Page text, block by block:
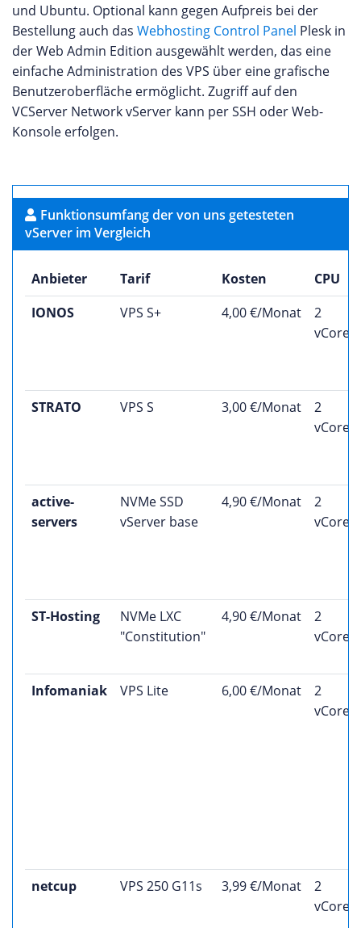
und Ubuntu. Optional kann gegen Aufpreis bei der
Bestellung auch das Webhosting Control Panel Plesk in
der Web Admin Edition ausgewählt werden, das eine
einfache Administration des VPS über eine grafische
Benutzeroberfläche ermöglicht. Zugriff auf den
VCServer Network vServer kann per SSH oder Web-
Konsole erfolgen.
Funktionsumfang der von uns getesteten
vServer im Vergleich
Anbieter Tarif Kosten
CPU
IONOS
VPS S+ 4,00 €/Monat
2
vCores
STRATO VPS S 3,00 €/Monat
2
vCores
active-
servers
NVMe SSD
vServer base
4,90 €/Monat
2
vCores
ST-Hosting
NVMe LXC
"Constitution"
4,90 €/Monat
2
vCores
Infomaniak VPS Lite 6,00 €/Monat
2
vCores
netcup VPS 250 G11s 3,99 €/Monat
2
vCores